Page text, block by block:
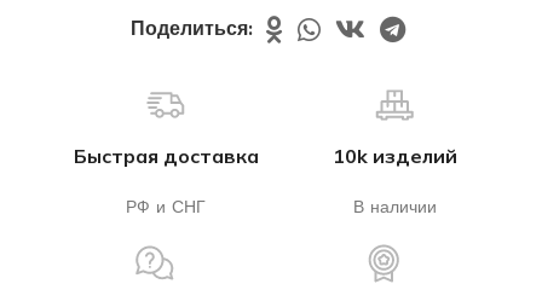
Поделиться:
Быстрая доставка
РФ и СНГ
10k изделий
В наличии